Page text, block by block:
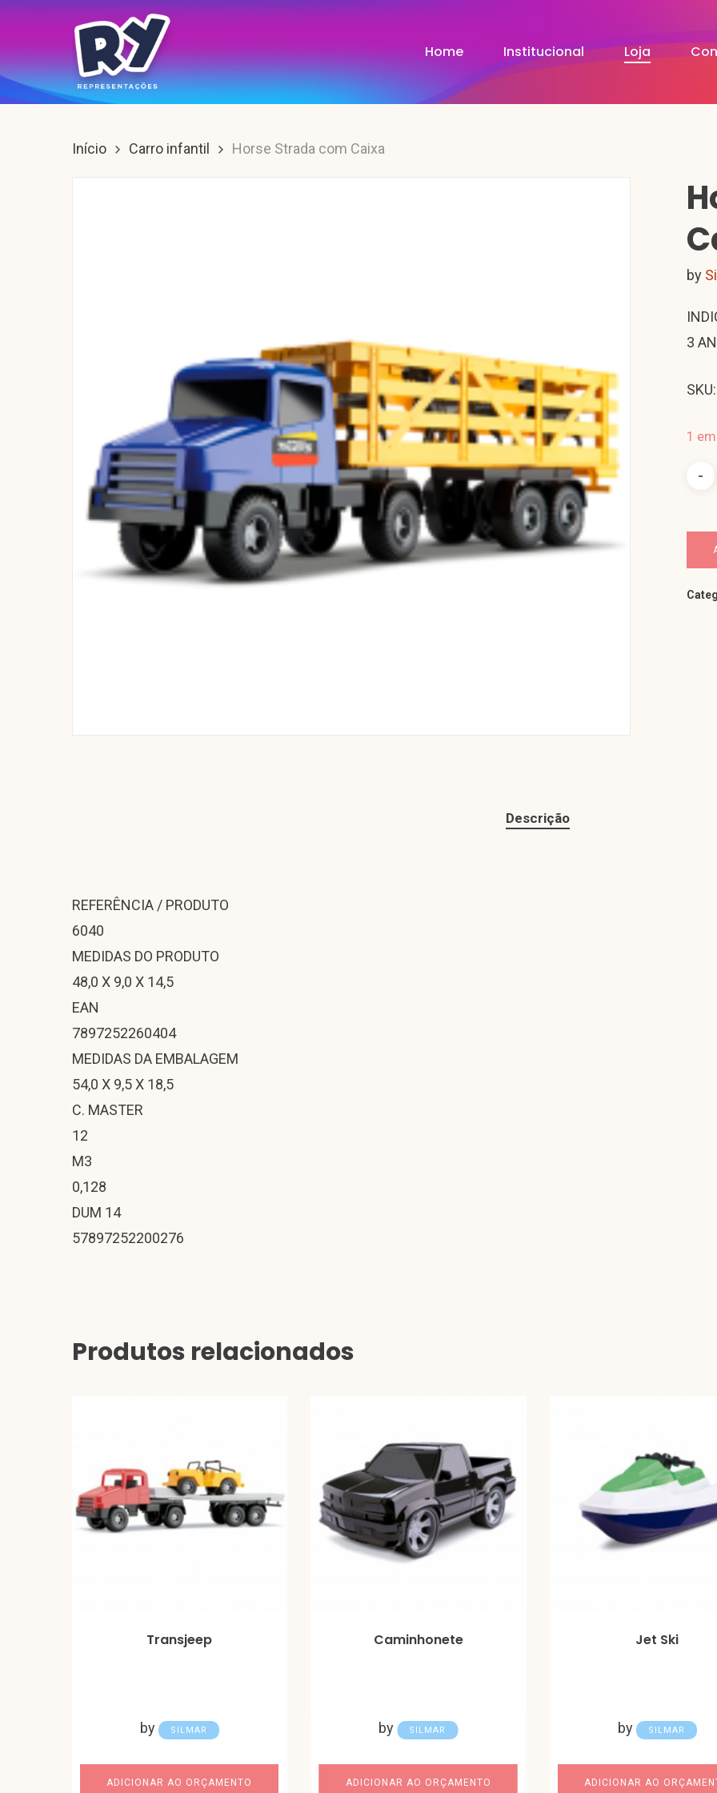
Skip
main
content
Home Institucional Loja
Início Carro infantil Horse Strada com Caixa
by
3
1
Descrição
REFERÊNCIA / PRODUTO
6040
MEDIDAS DO PRODUTO
48,0 X 9,0 X 14,5
EAN
7897252260404
MEDIDAS DA EMBALAGEM
54,0 X 9,5 X 18,5
C. MASTER
12
M3
0,128
DUM 14
57897252200276
Produtos relacionados
Transjeep
by SILMAR
ADICIONAR AO ORÇAMENTO
Caminhonete
by SILMAR
ADICIONAR AO ORÇAMENTO
Jet Ski
by SILMAR
ADICIONAR AO